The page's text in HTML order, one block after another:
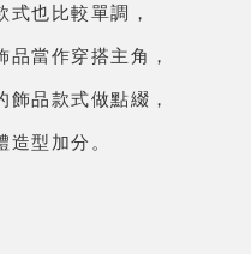
式也比較單調，
當作穿搭主角，
品款式做點綴，
型加分。